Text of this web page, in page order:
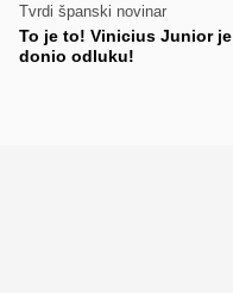
Tvrdi španski novinar
To je to! Vinicius Junior je
donio odluku!